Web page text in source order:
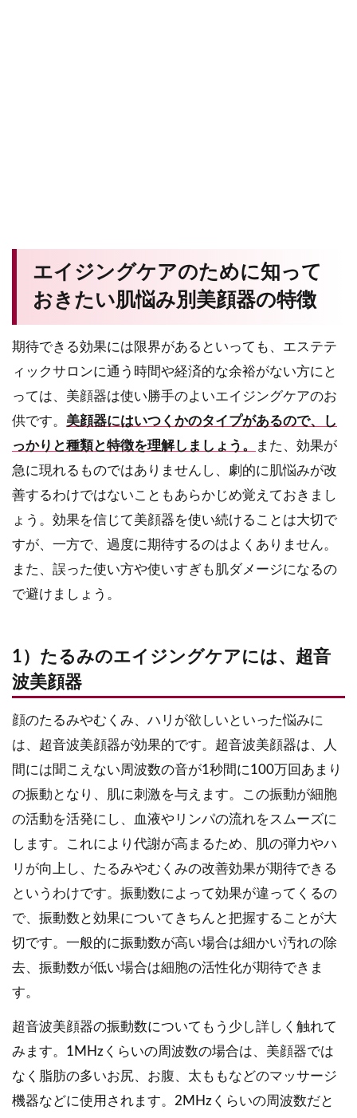
エイジングケアのために知って
おきたい肌悩み別美顔器の特徴
期待できる効果には限界があるといっても、エステテ
ィックサロンに通う時間や経済的な余裕がない方にと
っては、美顔器は使い勝手のよいエイジングケアのお
供です。 美顔器にはいつくかのタイプがあるので、し
っかりと種類と特徴を理解しましょう。
また、効果が
急に現れるものではありませんし、劇的に肌悩みが改
善するわけではないこともあらかじめ覚えておきまし
ょう。効果を信じて美顔器を使い続けることは大切で
すが、一方で、過度に期待するのはよくありません。
また、誤った使い方や使いすぎも肌ダメージになるの
で避けましょう。
1）たるみのエイジングケアには、超音
波美顔器
顔のたるみやむくみ、ハリが欲しいといった悩みに
は、超音波美顔器が効果的です。超音波美顔器は、人
間には聞こえない周波数の音が1秒間に100万回あまり
の振動となり、肌に刺激を与えます。この振動が細胞
の活動を活発にし、血液やリンパの流れをスムーズに
します。これにより代謝が高まるため、肌の弾力やハ
リが向上し、たるみやむくみの改善効果が期待できる
というわけです。振動数によって効果が違ってくるの
で、振動数と効果についてきちんと把握することが大
切です。一般的に振動数が高い場合は細かい汚れの除
去、振動数が低い場合は細胞の活性化が期待できま
す。
超音波美顔器の振動数についてもう少し詳しく触れて
みます。1MHzくらいの周波数の場合は、美顔器では
なく脂肪の多いお尻、お腹、太ももなどのマッサージ
機器などに使用されます。2MHzくらいの周波数だと